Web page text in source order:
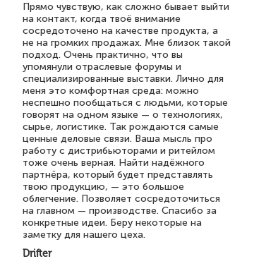
Прямо чувствую, как сложно бывает выйти
на контакт, когда твоё внимание
сосредоточено на качестве продукта, а
не на громких продажах. Мне близок такой
подход. Очень практично, что вы
упомянули отраслевые форумы и
специализированные выставки. Лично для
меня это комфортная среда: можно
неспешно пообщаться с людьми, которые
говорят на одном языке — о технологиях,
сырье, логистике. Так рождаются самые
ценные деловые связи. Ваша мысль про
работу с дистрибьюторами и ритейлом
тоже очень верная. Найти надёжного
партнёра, который будет представлять
твою продукцию, — это большое
облегчение. Позволяет сосредоточиться
на главном — производстве. Спасибо за
конкретные идеи. Беру некоторые на
заметку для нашего цеха.
Drifter